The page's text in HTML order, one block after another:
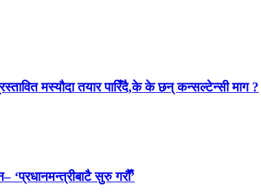
मस्यौदा तयार पारिँदै,के के छन् कन्सल्टेन्सी माग ?
‘प्रधानमन्त्रीबाटै सुरु गरौँ’